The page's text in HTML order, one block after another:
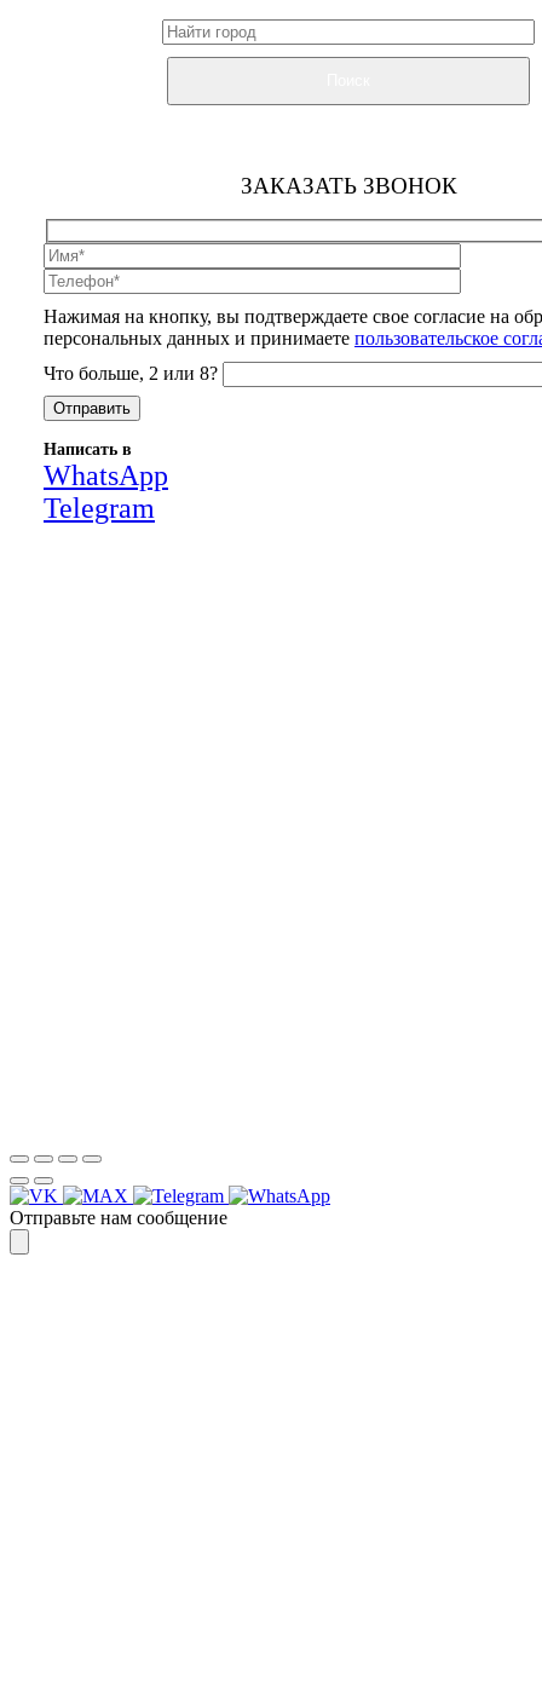
ЗАКАЗАТЬ ЗВОНОК
Нажимая на кнопку, вы подтверждаете свое согласие на
персональных данных и принимаете пользовательское
Что больше, 2 или 8?
Написать в
WhatsApp
Telegram
Отправьте нам сообщение